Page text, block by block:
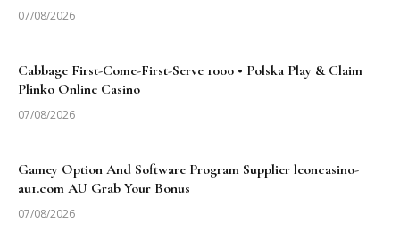
07/08/2026
Cabbage First-Come-First-Serve 1000 • Polska Play & Claim
Plinko Online Casino
07/08/2026
Gamey Option And Software Program Supplier leoncasino-
au1.com AU Grab Your Bonus
07/08/2026